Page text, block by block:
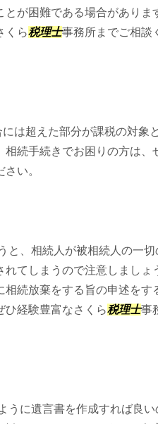
とが困難である場合があり
くら税理士事務所までご相談
は超えた部分が課税の対象
相続手続きでお困りの方は、
い。
と、相続人が被相続人の一
れてしまうので注意しましょ
相続放棄をする旨の申述をす
ひ経験豊富なさくら税理士事
うに遺言書を作成すれば良